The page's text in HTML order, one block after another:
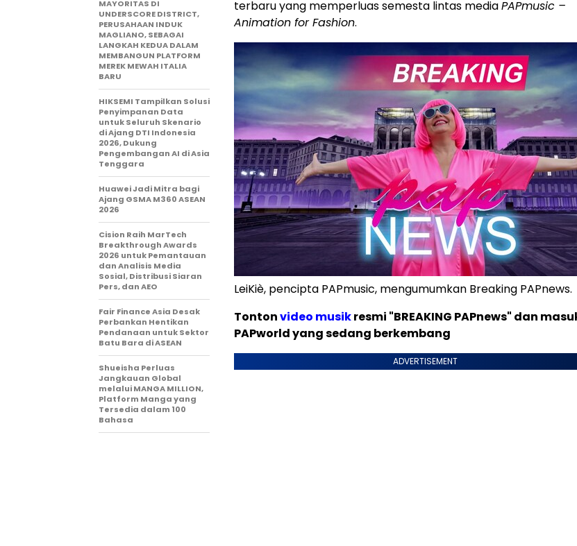
terbaru yang memperluas semesta lintas mediaPAPmusic –
Animation for Fashion.
LeiKiè, pencipta PAPmusic, mengumumkan Breaking PAPnews.
Tontonvideo musikresmi "BREAKING PAPnews" dan
PAPworld yang sedang berkembang
ADVERTISEMENT
MAYORITAS DI
UNDERSCORE DISTRICT,
PERUSAHAAN INDUK
MAGLIANO, SEBAGAI
LANGKAH KEDUA DALAM
MEMBANGUN PLATFORM
MEREK MEWAH ITALIA
BARU
HIKSEMI Tampilkan Solusi
Penyimpanan Data
untuk Seluruh Skenario
di Ajang DTI Indonesia
2026, Dukung
Pengembangan AI di Asia
Tenggara
Huawei Jadi Mitra bagi
Ajang GSMA M360 ASEAN
2026
Cision Raih MarTech
Breakthrough Awards
2026 untuk Pemantauan
dan Analisis Media
Sosial, Distribusi Siaran
Pers, dan AEO
Fair Finance Asia Desak
Perbankan Hentikan
Pendanaan untuk Sektor
Batu Bara di ASEAN
Shueisha Perluas
Jangkauan Global
melalui MANGA MILLION,
Platform Manga yang
Tersedia dalam 100
Bahasa